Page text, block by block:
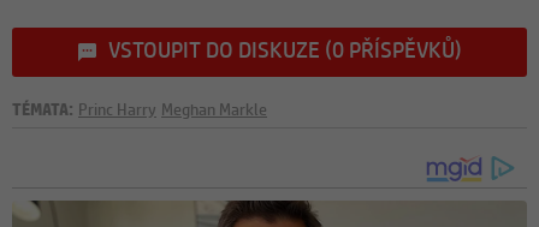
VSTOUPIT DO DISKUZE (0 PŘÍSPĚVKŮ)
TÉMATA: Princ Harry Meghan Markle